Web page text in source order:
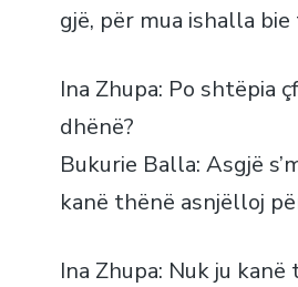
gjë, për mua ishalla
Ina Zhupa: Po shtëpia
dhënë?
Bukurie Balla: Asgjë
kanë thënë asnjëlloj
Ina Zhupa: Nuk ju